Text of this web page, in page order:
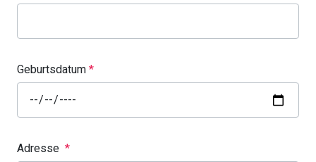
Geburtsdatum*
Adresse *